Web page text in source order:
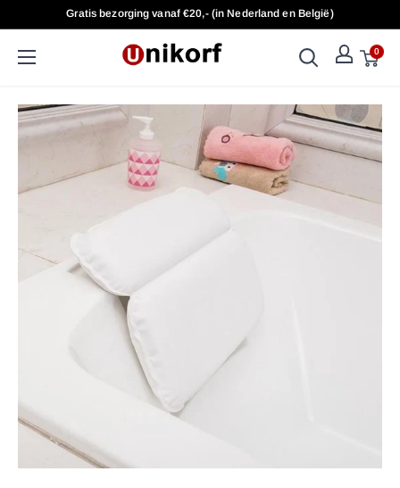
naar
artikel
Gratis bezorging vanaf €20,- (in Nederland en België)
UniKorf.nl
0